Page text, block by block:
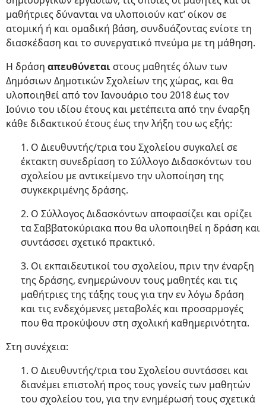
μαθήτριες δύνανται να υλοποιούν κατ’ οίκον σε
ατομική ή και ομαδική βάση, συνδυάζοντας ενίοτε τη
διασκέδαση και το συνεργατικό πνεύμα με τη μάθηση.
Η δράση απευθύνεται στους μαθητές όλων των
Δημόσιων Δημοτικών Σχολείων της χώρας, και θα
υλοποιηθεί από τον Ιανουάριο του 2018 έως τον
Ιούνιο του ιδίου έτους και μετέπειτα από την έναρξη
κάθε διδακτικού έτους έως την λήξη του ως εξής:
1. Ο Διευθυντής/τρια του Σχολείου συγκαλεί σε
έκτακτη συνεδρίαση το Σύλλογο Διδασκόντων του
σχολείου με αντικείμενο την υλοποίηση της
συγκεκριμένης δράσης.
2. Ο Σύλλογος Διδασκόντων αποφασίζει και ορίζει
τα Σαββατοκύριακα που θα υλοποιηθεί η δράση και
συντάσσει σχετικό πρακτικό.
3. Οι εκπαιδευτικοί του σχολείου, πριν την έναρξη
της δράσης, ενημερώνουν τους μαθητές και τις
μαθήτριες της τάξης τους για την εν λόγω δράση
και τις ενδεχόμενες μεταβολές και προσαρμογές
που θα προκύψουν στη σχολική καθημερινότητα.
Στη συνέχεια:
1. Ο Διευθυντής/τρια του Σχολείου συντάσσει και
διανέμει επιστολή προς τους γονείς των μαθητών
του σχολείου του, για την ενημέρωσή τους σχετικά